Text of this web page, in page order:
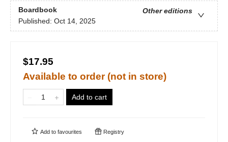
Boardbook
Other editions
Published: Oct 14, 2025
$17.95
Available to order (not in store)
Add to cart
Add to favourites Registry